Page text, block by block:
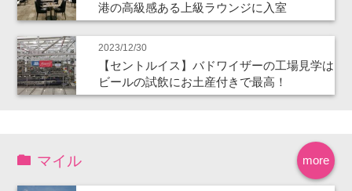
港の高級感ある上級ラウンジに入室
2023/12/30
【セントルイス】バドワイザーの工場見学は
ビールの試飲にお土産付きで最高！
more
マイル